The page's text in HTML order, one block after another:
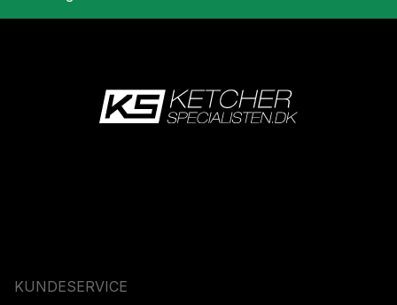
KUNDESERVICE